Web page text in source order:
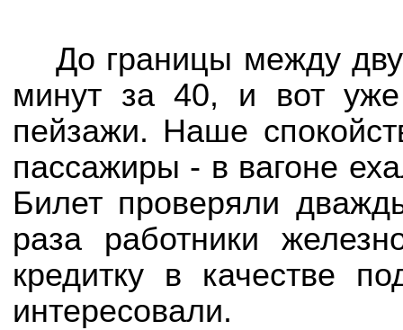
До границы между
минут за 40, и вот
пейзажи. Наше
пассажиры - в вагоне
Билет проверяли
раза работники
кредитку в качестве
интересовали.